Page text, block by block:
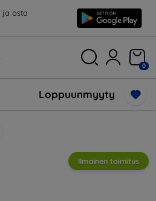
ja osta
0
Loppuunmyyty
Ilmainen toimitus